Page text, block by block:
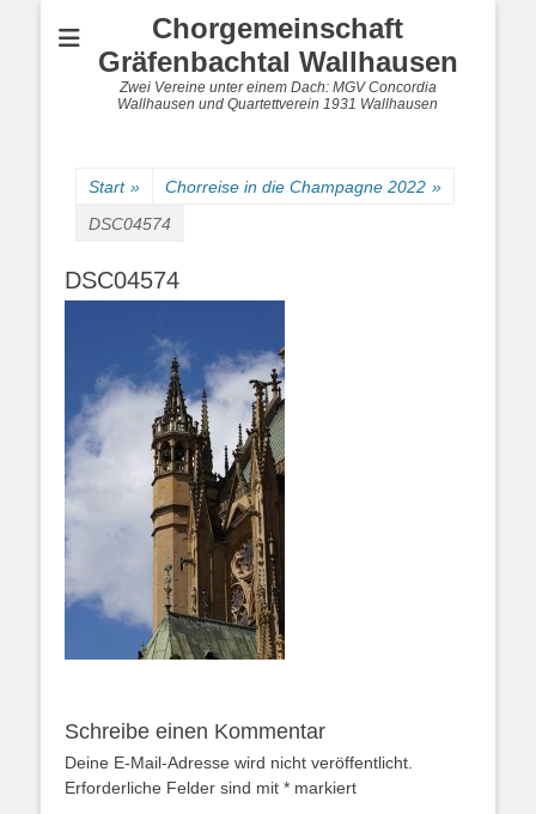
Chorgemeinschaft
Gräfenbachtal Wallhausen
Zwei Vereine unter einem Dach: MGV Concordia
Wallhausen und Quartettverein 1931 Wallhausen
Start » Chorreise in die Champagne 2022 »
DSC04574
DSC04574
Schreibe einen Kommentar
Deine E-Mail-Adresse wird nicht veröffentlicht.
Erforderliche Felder sind mit * markiert